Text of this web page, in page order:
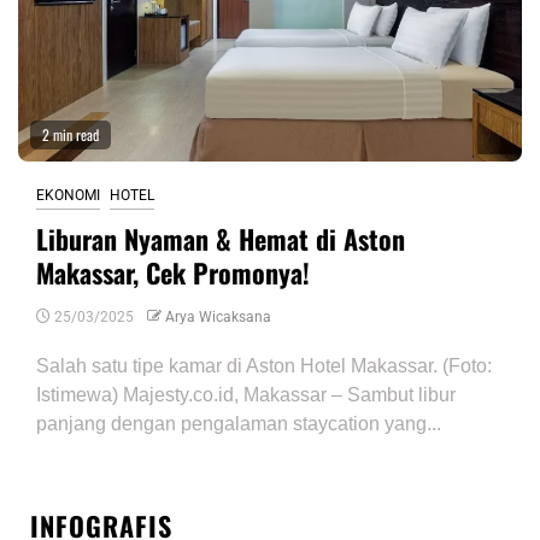
2 min read
EKONOMI HOTEL
Liburan Nyaman & Hemat di Aston
Makassar, Cek Promonya!
25/03/2025 Arya Wicaksana
Salah satu tipe kamar di Aston Hotel Makassar. (Foto:
Istimewa) Majesty.co.id, Makassar – Sambut libur
panjang dengan pengalaman staycation yang...
INFOGRAFIS